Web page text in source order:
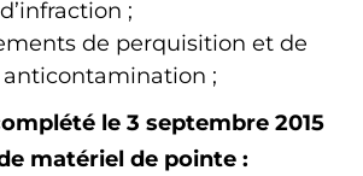
;
de perquisition et de
;
le 3 septembre 2015
matériel de pointe :